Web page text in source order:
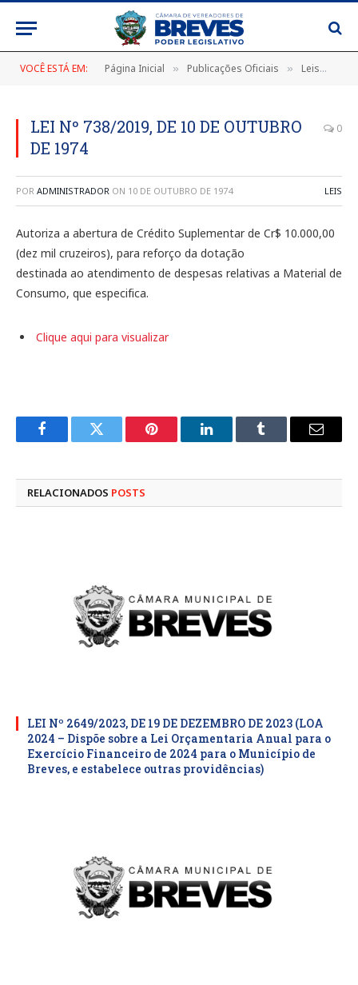
VOCÊ ESTÁ EM: Página Inicial » Publicações Oficiais » Leis
LEI Nº 738/2019, DE 10 DE OUTUBRO
DE 1974
0
POR ADMINISTRADOR ON 10 DE OUTUBRO DE 1974 LEIS
Autoriza a abertura de Crédito Suplementar de Cr$ 10.000,00
(dez mil cruzeiros), para reforço da dotação
destinada ao atendimento de despesas relativas a Material de
Consumo, que especifica.
Clique aqui para visualizar
FacebookTwitter Pinterest LinkedInTumblr
E-
RELACIONADOS POSTS
LEI Nº 2649/2023, DE 19 DE DEZEMBRO DE 2023 (LOA
2024 – Dispõe sobre a Lei Orçamentaria Anual para o
Exercício Financeiro de 2024 para o Município de
Breves, e estabelece outras providências)